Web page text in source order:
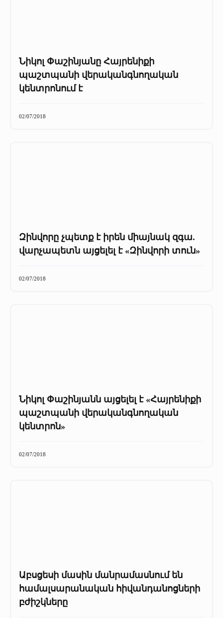
Նիկոլ Փաշինյանը Հայրենիքի
պաշտպանի վերականգնողական
կենտրոնում է
02/07/2018
Զինվորը չպետք է իրեն միայնակ զգա.
վարչապետն այցելել է «Զինվորի տուն»
02/07/2018
Նիկոլ Փաշինյանն այցելել է «Հայրենիքի
պաշտպանի վերականգնողական
կենտրոն»
02/07/2018
Աբսցեսի մասին մանրամասնում են
համալսարանական հիվանդանոցների
բժիշկները